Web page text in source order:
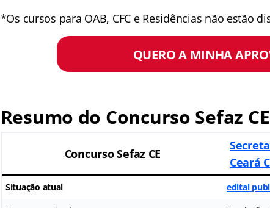
*Os cursos para OAB, CFC e Residências não estão
QUERO A MINHA
Resumo do Concurso Sefaz CE
Concurso Sefaz CE
Ceará
Situação atual edital